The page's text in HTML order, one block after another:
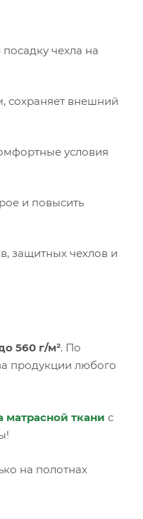
чехла на
сохраняет внешний
условия
и повысить
защитных чехлов и
560 г/м². По
продукции любого
матрасной ткани с
на полотнах